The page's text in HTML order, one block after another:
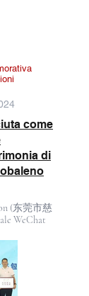
come
di
(东莞市慈
WeChat